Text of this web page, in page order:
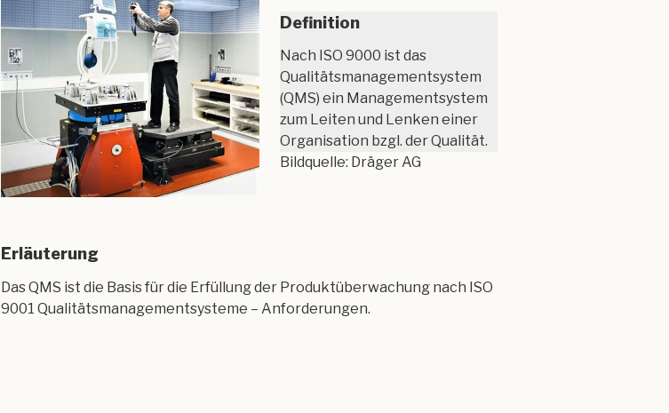
Definition
Nach ISO 9000 ist das
Qualitätsmanagementsystem
(QMS) ein Managementsystem
zum Leiten und Lenken einer
Organisation bzgl. der Qualität.
Bildquelle: Dräger AG
Erläuterung
Das QMS ist die Basis für die Erfüllung der Produktüberwachung nach ISO
9001 Qualitätsmanagementsysteme – Anforderungen.